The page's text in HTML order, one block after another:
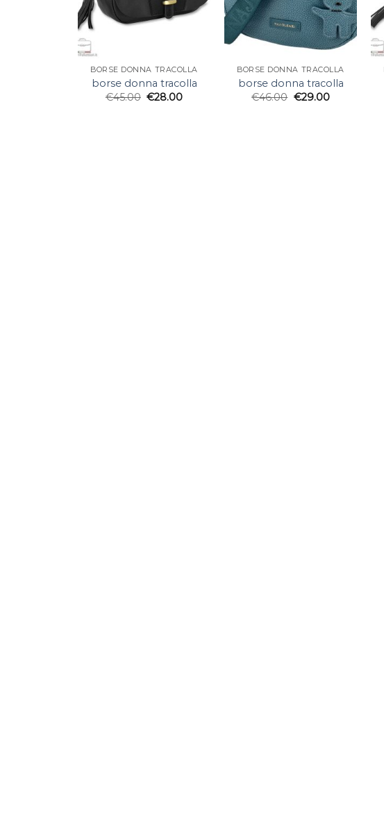
BORSE DONNA TRACOLLA
borse donna tracolla
€45.00 €28.00
BORSE DONNA TRACOLLA
borse donna tracolla
€46.00 €29.00